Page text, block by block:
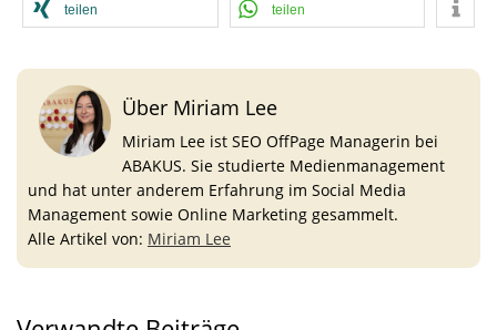
teilen teilen
Über Miriam Lee
Miriam Lee ist SEO OffPage Managerin bei
ABAKUS. Sie studierte Medienmanagement
und hat unter anderem Erfahrung im Social Media
Management sowie Online Marketing gesammelt.
Alle Artikel von: Miriam Lee